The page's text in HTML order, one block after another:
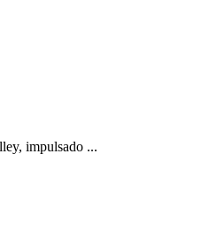
impulsado ...